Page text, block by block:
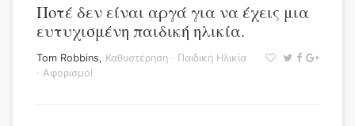
Ποτέ δεν είναι αργά για να έχεις μια
ευτυχισμένη παιδική ηλικία.
Tom Robbins, Καθυστέρηση · Παιδική Ηλικία
· Αφορισμοί